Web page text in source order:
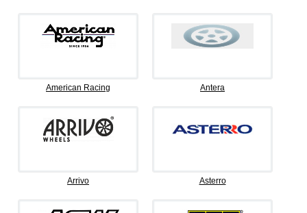
American Racing Antera
Arrivo Asterro